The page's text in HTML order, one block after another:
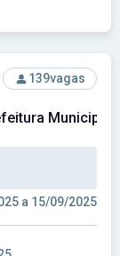
– MG -
139vagas
Municipal
a 15/09/2025